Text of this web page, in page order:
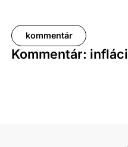
kommentár
Kommentár: